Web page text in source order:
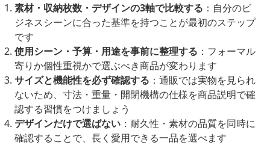
素材・収納枚数・デザインの3軸で比較する ：自分のビ
ジネスシーンに合った基準を持つことが最初のステップ
です
使用シーン・予算・用途を事前に整理する ：フォーマル
寄りか個性重視かで選ぶべき商品が変わります
サイズと機能性を必ず確認する ：通販では実物を見られ
ないため、寸法・重量・開閉機構の仕様を商品説明で確
認する習慣をつけましょう
デザインだけで選ばない ：耐久性・素材の品質を同時に
確認することで、長く愛用できる一品を選べます